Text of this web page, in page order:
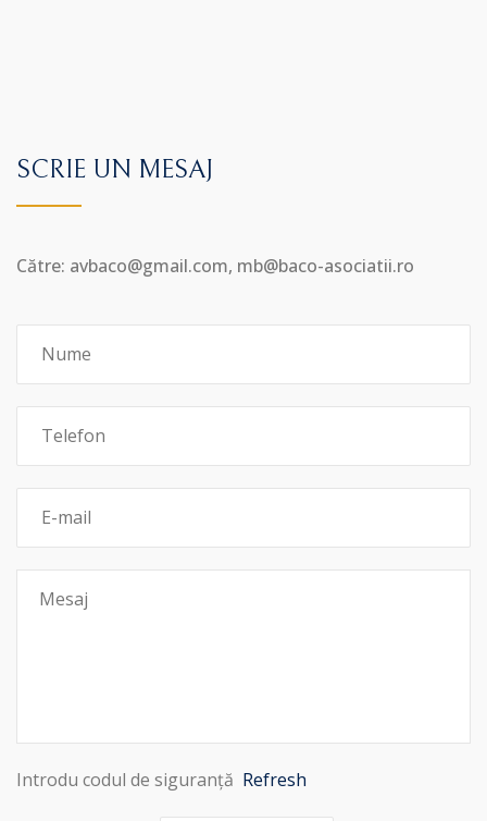
SCRIE UN MESAJ
Către: avbaco@gmail.com, mb@baco-asociatii.ro
Introdu codul de siguranță Refresh